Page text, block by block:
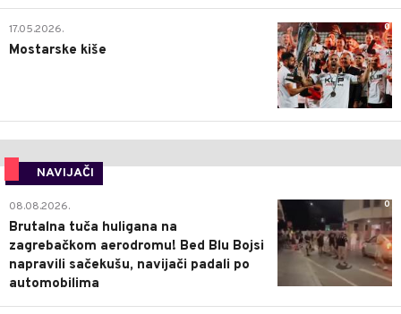
0
17.05.2026.
Mostarske kiše
NAVIJAČI
0
08.08.2026.
Brutalna tuča huligana na
zagrebačkom aerodromu! Bed Blu Bojsi
napravili sačekušu, navijači padali po
automobilima